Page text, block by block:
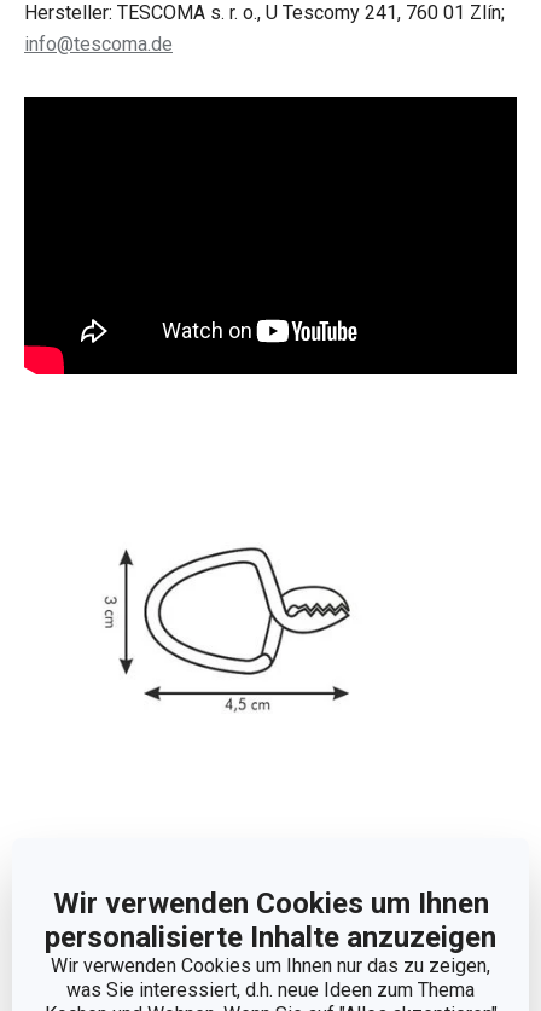
Wir verwenden Cookies um Ihnen
personalisierte Inhalte anzuzeigen
Wir verwenden Cookies um Ihnen nur das zu zeigen,
was Sie interessiert, d.h. neue Ideen zum Thema
Hersteller: TESCOMA s. r. o., U Tescomy 241, 760 01 Zlín;
info@tescoma.de
PRODUKTBREITE (CM) 3
PRODUKTLÄNGE (CM) 4.5